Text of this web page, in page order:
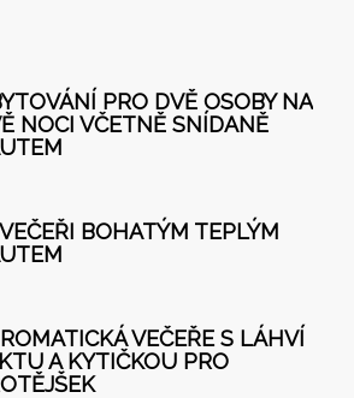
PRO DVĚ OSOBY NA
NOCI VČETNĚ SNÍDANĚ
BOHATÝM TEPLÝM
VEČEŘE S LÁHVÍ
A KYTIČKOU PRO